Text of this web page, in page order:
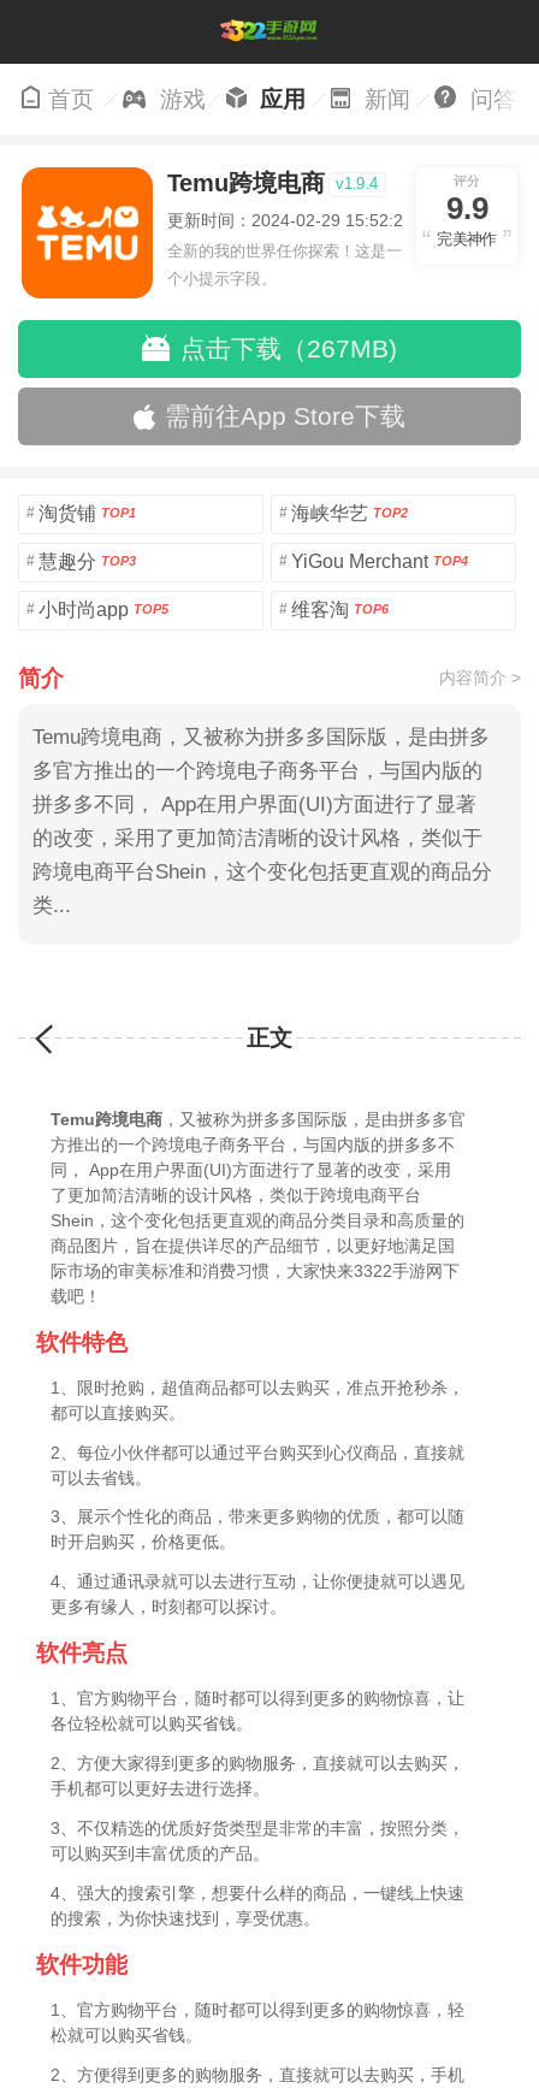
首页 游戏 应用 新闻 问答
Temu跨境电商 v1.9.4
更新时间：2024-02-29 15:52:22
全新的我的世界任你探索！这是一
个小提示字段。
评分
9.9
完美神作
点击下载（267MB)
需前往App Store下载
# 淘货铺 TOP1 # 海峡华艺 TOP2
# 慧趣分 TOP3 # YiGou Merchant TOP4
# 小时尚app TOP5 # 维客淘 TOP6
简介 内容简介 >
Temu跨境电商，又被称为拼多多国际版，是由拼多
多官方推出的一个跨境电子商务平台，与国内版的
拼多多不同， App在用户界面(UI)方面进行了显著
的改变，采用了更加简洁清晰的设计风格，类似于
跨境电商平台Shein，这个变化包括更直观的商品分
类...
正文
Temu跨境电商 ，又被称为拼多多国际版，是由拼多多官
方推出的一个跨境电子商务平台，与国内版的拼多多不
同， App在用户界面(UI)方面进行了显著的改变，采用
了更加简洁清晰的设计风格，类似于跨境电商平台
Shein，这个变化包括更直观的商品分类目录和高质量的
商品图片，旨在提供详尽的产品细节，以更好地满足国
际市场的审美标准和消费习惯，大家快来3322手游网下
载吧！
软件特色
1、限时抢购，超值商品都可以去购买，准点开抢秒杀，
都可以直接购买。
2、每位小伙伴都可以通过平台购买到心仪商品，直接就
可以去省钱。
3、展示个性化的商品，带来更多购物的优质，都可以随
时开启购买，价格更低。
4、通过通讯录就可以去进行互动，让你便捷就可以遇见
更多有缘人，时刻都可以探讨。
软件亮点
1、官方购物平台，随时都可以得到更多的购物惊喜，让
各位轻松就可以购买省钱。
2、方便大家得到更多的购物服务，直接就可以去购买，
手机都可以更好去进行选择。
3、不仅精选的优质好货类型是非常的丰富，按照分类，
可以购买到丰富优质的产品。
4、强大的搜索引擎，想要什么样的商品，一键线上快速
的搜索，为你快速找到，享受优惠。
软件功能
1、官方购物平台，随时都可以得到更多的购物惊喜，轻
松就可以购买省钱。
2、方便得到更多的购物服务，直接就可以去购买，手机